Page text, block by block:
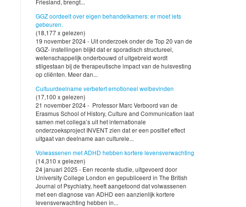
GGZ oordeelt over eigen behandelkamers: er moet iets
gebeuren.
(18,177 x gelezen)
19 november 2024 - Uit onderzoek onder de Top 20 van de
GGZ- instellingen blijkt dat er sporadisch structureel,
wetenschappelijk onderbouwd of uitgebreid wordt
stilgestaan bij de therapeutische impact van de huisvesting
op cliënten. Meer dan...
Cultuurdeelname verbetert emotioneel welbevinden
(17,100 x gelezen)
21 november 2024 - Professor Marc Verboord van de
Erasmus School of History, Culture and Communication laat
samen met collega’s uit het internationale
onderzoeksproject INVENT zien dat er een positief effect
uitgaat van deelname aan culturele...
Volwassenen met ADHD hebben kortere levensverwachting
(14,310 x gelezen)
24 januari 2025 - Een recente studie, uitgevoerd door
University College London en gepubliceerd in The British
Journal of Psychiatry, heeft aangetoond dat volwassenen
met een diagnose van ADHD een aanzienlijk kortere
levensverwachting hebben in...